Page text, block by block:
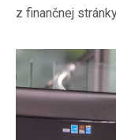
z finančnej